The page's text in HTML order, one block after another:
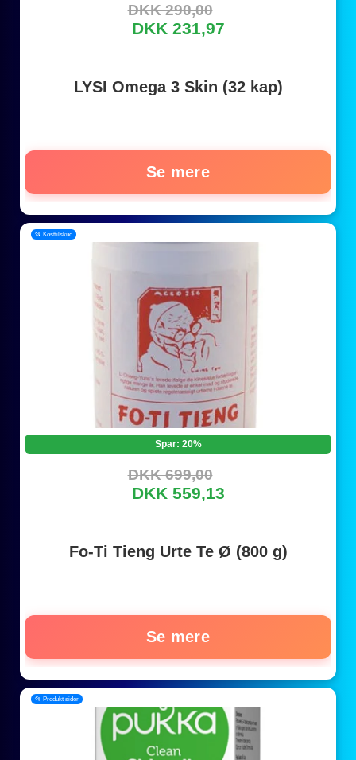
DKK 290,00
DKK 231,97
LYSI Omega 3 Skin (32 kap)
Se mere
📂 Kosttilskud
Spar: 20%
DKK 699,00
DKK 559,13
Fo-Ti Tieng Urte Te Ø (800 g)
Se mere
📂 Produkt sider